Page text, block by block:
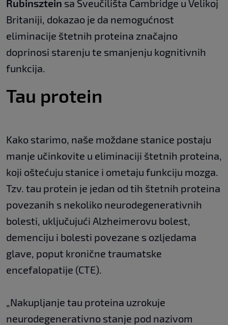
Rubinsztein sa Sveučilišta Cambridge u Velikoj
Britaniji, dokazao je da nemogućnost
eliminacije štetnih proteina značajno
doprinosi starenju te smanjenju kognitivnih
funkcija.
Tau protein
Kako starimo, naše moždane stanice postaju
manje učinkovite u eliminaciji štetnih proteina,
koji oštećuju stanice i ometaju funkciju mozga.
Tzv. tau protein je jedan od tih štetnih proteina
povezanih s nekoliko neurodegenerativnih
bolesti, uključujući Alzheimerovu bolest,
demenciju i bolesti povezane s ozljedama
glave, poput kronične traumatske
encefalopatije (CTE).
„Nakupljanje tau proteina uzrokuje
neurodegenerativno stanje pod nazivom